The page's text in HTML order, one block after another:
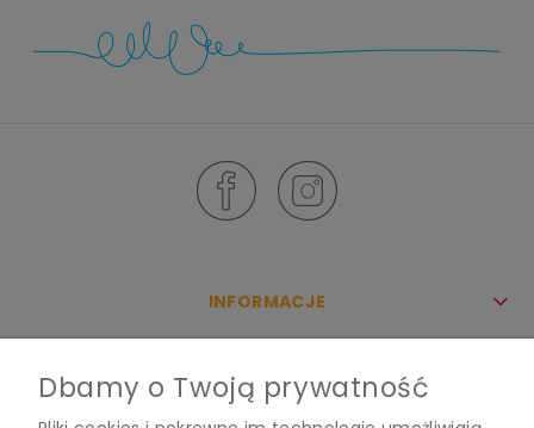
INFORMACJE
Dbamy o Twoją prywatność